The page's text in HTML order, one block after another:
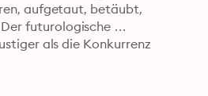
aufgetaut, betäubt,
futurologische
als die Konkurrenz